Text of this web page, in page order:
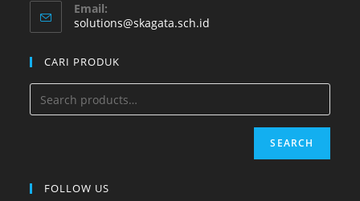
Email:
solutions@skagata.sch.id
CARI PRODUK
SEARCH
FOLLOW US